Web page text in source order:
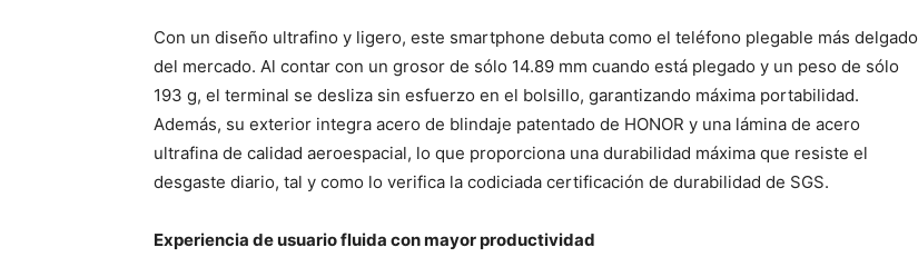
Con un diseño ultrafino y ligero, este smartphone debuta como el teléfono plegable más delgado
del mercado. Al contar con un grosor de sólo 14.89 mm cuando está plegado y un peso de sólo
193 g, el terminal se desliza sin esfuerzo en el bolsillo, garantizando máxima portabilidad.
Además, su exterior integra acero de blindaje patentado de HONOR y una lámina de acero
ultrafina de calidad aeroespacial, lo que proporciona una durabilidad máxima que resiste el
desgaste diario, tal y como lo verifica la codiciada certificación de durabilidad de SGS.
Experiencia de usuario fluida con mayor productividad